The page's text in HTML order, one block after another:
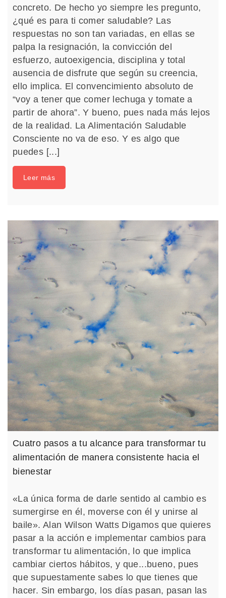
concreto. De hecho yo siempre les pregunto,
¿qué es para ti comer saludable? Las
respuestas no son tan variadas, en ellas se
palpa la resignación, la convicción del
esfuerzo, autoexigencia, disciplina y total
ausencia de disfrute que según su creencia,
ello implica. El convencimiento absoluto de
“voy a tener que comer lechuga y tomate a
partir de ahora”. Y bueno, pues nada más lejos
de la realidad. La Alimentación Saludable
Consciente no va de eso. Y es algo que
puedes [...]
Leer más
Cuatro pasos a tu alcance para transformar tu
alimentación de manera consistente hacia el
bienestar
«La única forma de darle sentido al cambio es
sumergirse en él, moverse con él y unirse al
baile». Alan Wilson Watts Digamos que quieres
pasar a la acción e implementar cambios para
transformar tu alimentación, lo que implica
cambiar ciertos hábitos, y que...bueno, pues
que supuestamente sabes lo que tienes que
hacer. Sin embargo, los días pasan, pasan las